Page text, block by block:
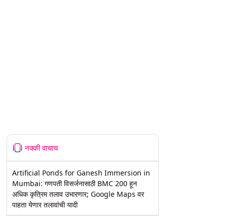
नक्की वाचाच
Artificial Ponds for Ganesh Immersion in
Mumbai: गणपती विसर्जनासाठी BMC 200 हून
अधिक कृत्रिम तलाव उभारणार; Google Maps वर
पाहता येणार तलावांची यादी